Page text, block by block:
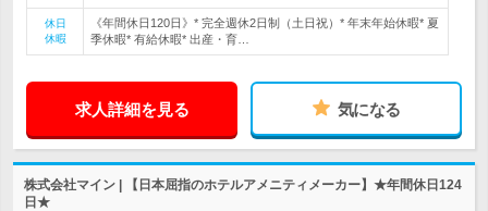
休日
休暇
《年間休日120日》* 完全週休2日制（土日祝）* 年末年始休暇* 夏
季休暇* 有給休暇* 出産・育…
求人詳細を見る 気になる
株式会社マイン | 【日本屈指のホテルアメニティメーカー】★年間休日124
日★